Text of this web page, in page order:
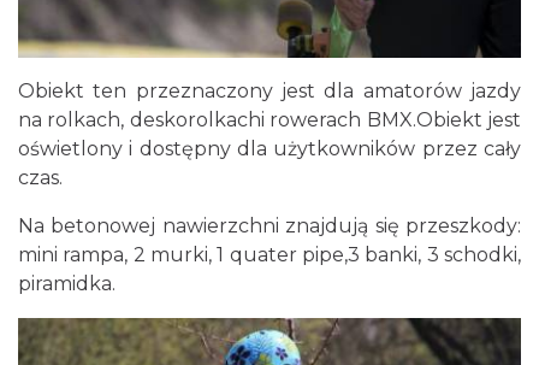
Obiekt ten przeznaczony jest dla amatorów jazdy
na rolkach, deskorolkachi rowerach BMX.Obiekt jest
oświetlony i dostępny dla użytkowników przez cały
czas.
Na betonowej nawierzchni znajdują się przeszkody:
mini rampa, 2 murki, 1 quater pipe,3 banki, 3 schodki,
piramidka.